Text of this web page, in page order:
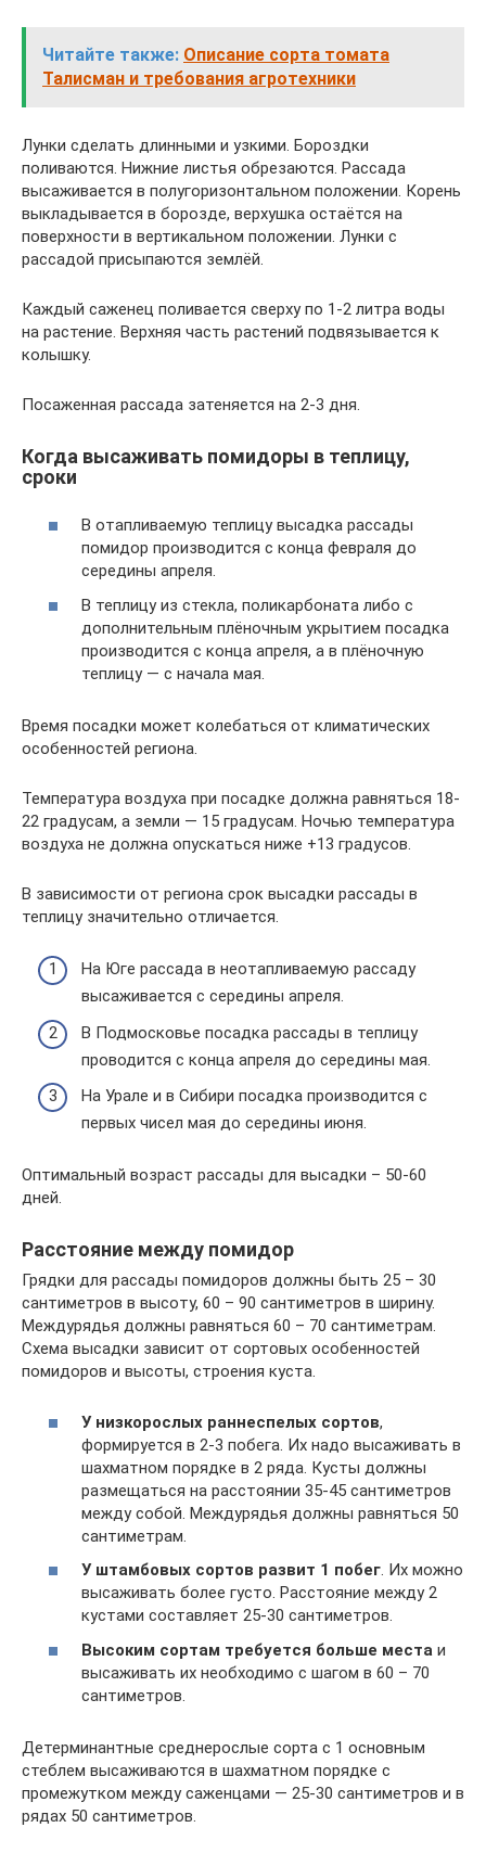
Читайте также: Описание сорта томата
Талисман и требования агротехники
Лунки сделать длинными и узкими. Бороздки
поливаются. Нижние листья обрезаются. Рассада
высаживается в полугоризонтальном положении. Корень
выкладывается в борозде, верхушка остаётся на
поверхности в вертикальном положении. Лунки с
рассадой присыпаются землёй.
Каждый саженец поливается сверху по 1-2 литра воды
на растение. Верхняя часть растений подвязывается к
колышку.
Посаженная рассада затеняется на 2-3 дня.
Когда высаживать помидоры в теплицу,
сроки
В отапливаемую теплицу высадка рассады
помидор производится с конца февраля до
середины апреля.
В теплицу из стекла, поликарбоната либо с
дополнительным плёночным укрытием посадка
производится с конца апреля, а в плёночную
теплицу — с начала мая.
Время посадки может колебаться от климатических
особенностей региона.
Температура воздуха при посадке должна равняться 18-
22 градусам, а земли — 15 градусам. Ночью температура
воздуха не должна опускаться ниже +13 градусов.
В зависимости от региона срок высадки рассады в
теплицу значительно отличается.
На Юге рассада в неотапливаемую рассаду
высаживается с середины апреля.
В Подмосковье посадка рассады в теплицу
проводится с конца апреля до середины мая.
На Урале и в Сибири посадка производится с
первых чисел мая до середины июня.
Оптимальный возраст рассады для высадки – 50-60
дней.
Расстояние между помидор
Грядки для рассады помидоров должны быть 25 – 30
сантиметров в высоту, 60 – 90 сантиметров в ширину.
Междурядья должны равняться 60 – 70 сантиметрам.
Схема высадки зависит от сортовых особенностей
помидоров и высоты, строения куста.
У низкорослых раннеспелых сортов,
формируется в 2-3 побега. Их надо высаживать в
шахматном порядке в 2 ряда. Кусты должны
размещаться на расстоянии 35-45 сантиметров
между собой. Междурядья должны равняться 50
сантиметрам.
У штамбовых сортов развит 1 побег. Их можно
высаживать более густо. Расстояние между 2
кустами составляет 25-30 сантиметров.
Высоким сортам требуется больше места и
высаживать их необходимо с шагом в 60 – 70
сантиметров.
Детерминантные среднерослые сорта с 1 основным
стеблем высаживаются в шахматном порядке с
промежутком между саженцами — 25-30 сантиметров и в
рядах 50 сантиметров.